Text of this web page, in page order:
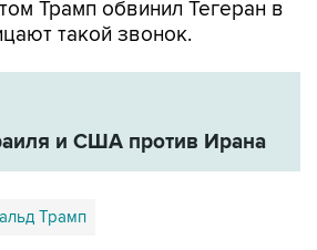
Трамп обвинил Тегеран в
такой звонок.
и США против Ирана
Трамп